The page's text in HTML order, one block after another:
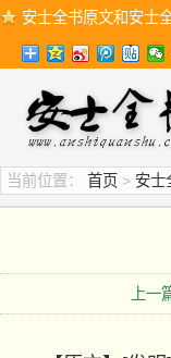
安士全书原文和安士
当前位置： 首页 > 安士
上一